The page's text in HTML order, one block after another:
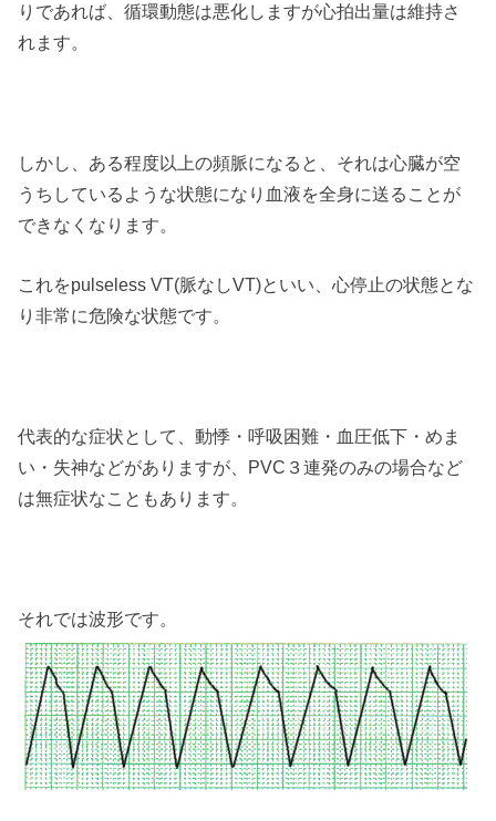
りであれば、循環動態は悪化しますが心拍出量は維持さ
れます。
しかし、ある程度以上の頻脈になると、それは心臓が空
うちしているような状態になり血液を全身に送ることが
できなくなります。
これをpulseless VT(脈なしVT)といい、心停止の状態とな
り非常に危険な状態です。
代表的な症状として、動悸・呼吸困難・血圧低下・めま
い・失神などがありますが、PVC３連発のみの場合など
は無症状なこともあります。
それでは波形です。